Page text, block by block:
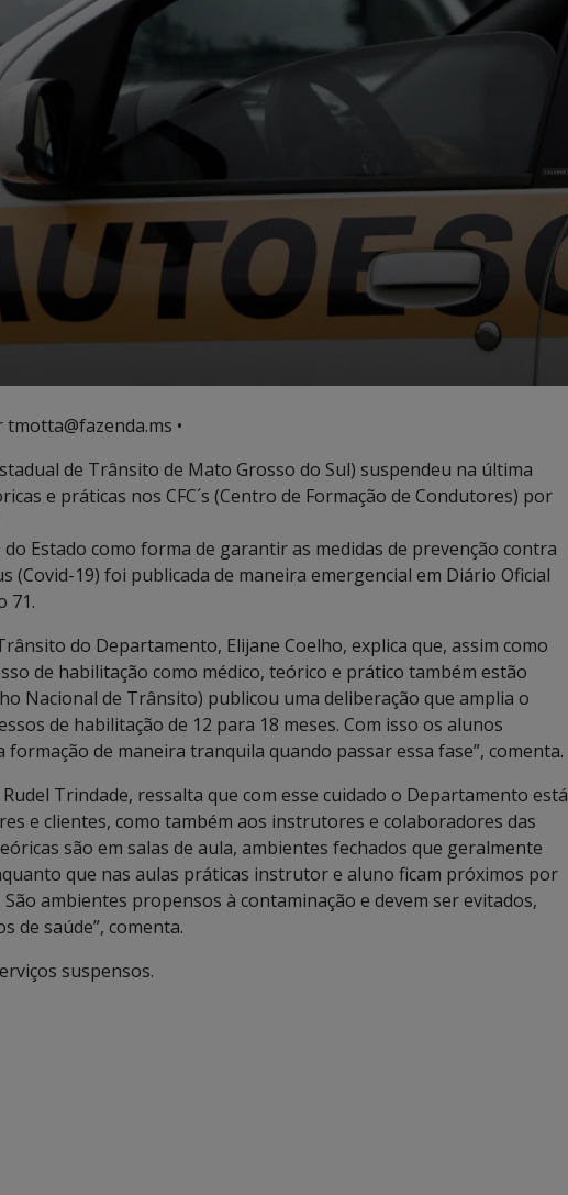
tmotta@fazenda.ms •
de Trânsito de Mato Grosso do Sul) suspendeu na última
e práticas nos CFC´s (Centro de Formação de Condutores) por
Estado como forma de garantir as medidas de prevenção contra
(Covid-19) foi publicada de maneira emergencial em Diário Oficial
71.
do Departamento, Elijane Coelho, explica que, assim como
de habilitação como médico, teórico e prático também estão
Nacional de Trânsito) publicou uma deliberação que amplia o
de habilitação de 12 para 18 meses. Com isso os alunos
de maneira tranquila quando passar essa fase”, comenta.
Trindade, ressalta que com esse cuidado o Departamento está
e clientes, como também aos instrutores e colaboradores das
são em salas de aula, ambientes fechados que geralmente
que nas aulas práticas instrutor e aluno ficam próximos por
ambientes propensos à contaminação e devem ser evitados,
de saúde”, comenta.
suspensos.